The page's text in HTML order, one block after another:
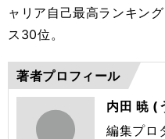
ャリア自己最高ランキン
ス30位。
著者プロフィール
内田 暁 (
編集プロ